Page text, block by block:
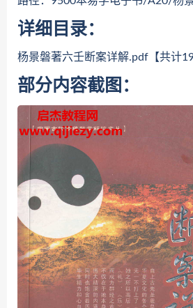
详细目录：
杨景磐著六壬断案详解.pdf【共计
部分内容截图：